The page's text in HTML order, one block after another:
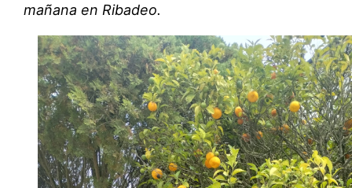
mañana en Ribadeo.